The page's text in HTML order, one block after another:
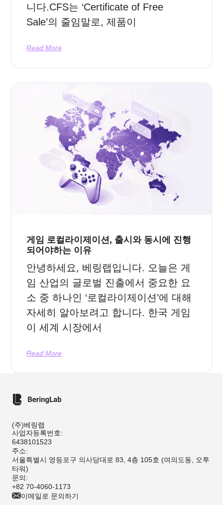
니다.CFS는 ‘Certificate of Free
Sale’의 줄임말로, 제품이
Read More
게임 로컬라이제이션, 출시와 동시에 진행
되어야하는 이유
안녕하세요, 베링랩입니다. 오늘은 게
임 산업의 글로벌 진출에서 중요한 요
소 중 하나인 ‘로컬라이제이션’에 대해
자세히 알아보려고 합니다. 한국 게임
이 세계 시장에서
Read More
(주)베링랩
사업자등록번호:
6438101523
주소:
서울특별시 영등포구 의사당대로 83, 4층 105호 (여의도동, 오투
타워)
문의:
+82 70-4060-1173
이메일로 문의하기